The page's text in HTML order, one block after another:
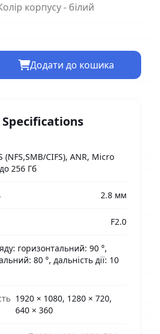
корпусу - білий
Додати до кошика
(NFS,SMB/CIFS), ANR, Micro
256 Гб
2.8 мм
F2.0
горизонтальний: 90 °,
80 °, дальність дії: 10
1920 × 1080, 1280 × 720,
640 × 360